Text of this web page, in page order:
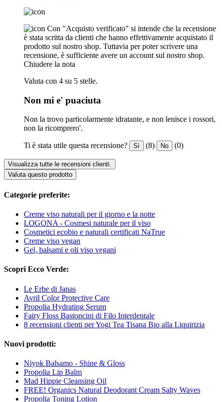
Con "Acquisto verificato" si intende che la recensione
è stata scritta da clienti che hanno effettivamente acquistato il
prodotto sul nostro shop. Tuttavia per poter scrivere una
recensione, è sufficiente avere un account sul nostro shop.
Chiudere la nota
Valuta con 4 su 5 stelle.
Non mi e' puaciuta
Non la trovo particolarmente idratante, e non lenisce i rossori,
non la ricomprero'.
Ti è stata utile questa recensione? Sì (8) No (0)
Visualizza tutte le recensioni clienti.
Valuta questo prodotto
Categorie preferite:
Creme viso naturali per il giorno e la notte
LOGONA - Cosmesi naturale per il viso
Cosmetici ecobio e naturali certificati NaTrue
Creme viso vegan
Gel, balsami e oli viso vegani
Scopri Ecco Verde:
Le Erbe di Janas
Avril Color Protective Care
Propolia Hydrating Serum
Fairy Floss Bastoncini di Filo Interdentale
8 recensioni clienti per Yogi Tea Tisana Bio alla Liquirizia
Nuovi prodotti:
Niyok Balsamo - Shine & Gloss
Propolia Lip Balm
Mad Hippie Cleansing Oil
FREE! Organics Natural Deodorant Cream Salty Waves
Propolia Toning Lotion